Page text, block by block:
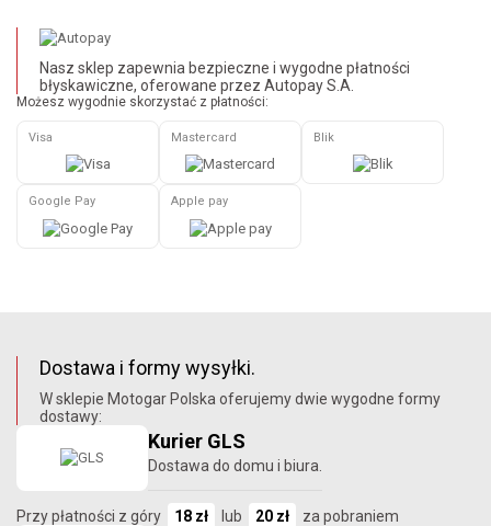
Nasz sklep zapewnia bezpieczne i wygodne płatności
błyskawiczne, oferowane przez Autopay S.A.
Możesz wygodnie skorzystać z płatności:
Visa Mastercard Blik
Google Pay Apple pay
Dostawa i formy wysyłki.
W sklepie Motogar Polska oferujemy dwie wygodne formy
dostawy:
Kurier GLS
Dostawa do domu i biura.
Przy płatności z góry 18 zł lub 20 zł za pobraniem